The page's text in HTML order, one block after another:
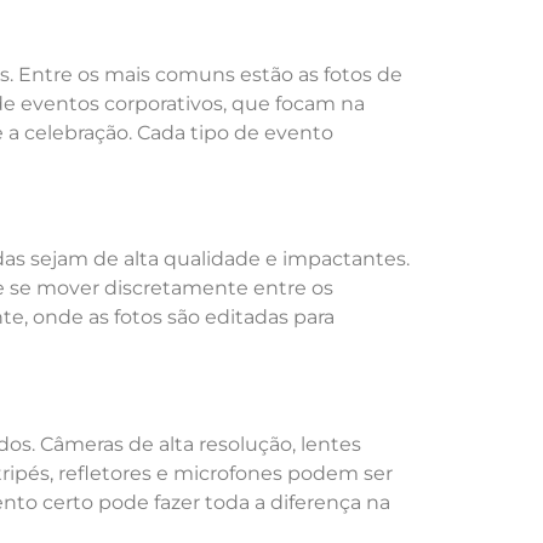
Entre os mais comuns estão as fotos de
eventos corporativos, que focam na
celebração. Cada tipo de evento
sejam de alta qualidade e impactantes.
se mover discretamente entre os
onde as fotos são editadas para
Câmeras de alta resolução, lentes
refletores e microfones podem ser
certo pode fazer toda a diferença na